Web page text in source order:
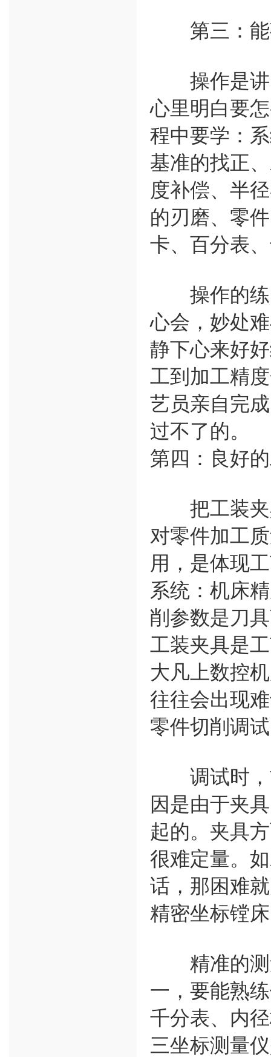
第三：能
操作是讲
心里明白要
程中要学：
基准的找正
度补偿、半
的刃磨、零
卡、百分表
操作的练
心会，妙处
静下心来好
工到加工精
艺员亲自完
过不了的。
第四：良好
把工装夹
对零件加工
用，是体现
系统：机床
削参数是刀
工装夹具是
大凡上数控
往往会出现
零件切削调
调试时，
因是由于夹
起的。夹具
很难定量。
话，那困难
精密坐标镗
精准的测
一，要能熟
千分表、内
三坐标测量